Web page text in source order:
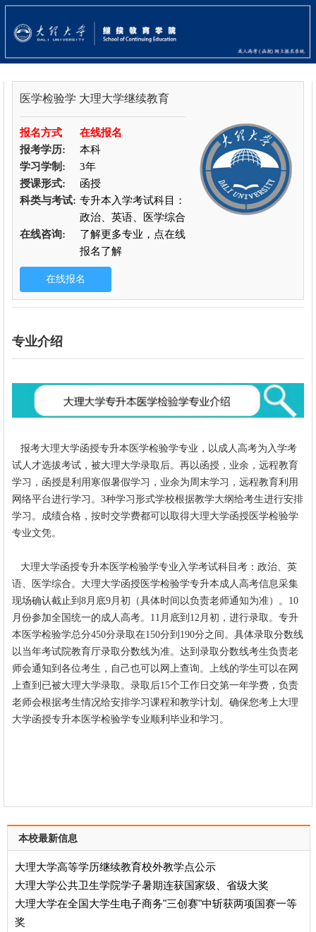
医学检验学 大理大学继续教育
报名方式
在线报名
报考学历:
本科
学习学制:
3年
授课形式:
函授
科类与考试: 专升本入学考试科目：
政治、英语、医学综合
在线咨询:
了解更多专业，点在线
报名了解
专业介绍
报考大理大学函授专升本医学检验学专业，以成人高考为入学考
试人才选拔考试，被大理大学录取后。再以函授，业余，远程教育
学习，函授是利用寒假暑假学习，业余为周末学习，远程教育利用
网络平台进行学习。3种学习形式学校根据教学大纲给考生进行安排
学习。成绩合格，按时交学费都可以取得大理大学函授医学检验学
专业文凭。
大理大学函授专升本医学检验学专业入学考试科目考：政治、英
语、医学综合。大理大学函授医学检验学专升本成人高考信息采集
现场确认截止到8月底9月初（具体时间以负责老师通知为准）。10
月份参加全国统一的成人高考。11月底到12月初，进行录取。专升
本 医学检验学总分450分录取在150分到190分之间。具体录取分数线
以当年考试院教育厅录取分数线为准。达到录取分数线考生负责老
师会通知到各位考生，自己也可以网上查询。上线的学生可以在网
上查到已被大理大学录取。录取后15个工作日交第一年学费，负责
老师会根据考生情况给安排学习课程和教学计划。确保您考上大理
大学函授专升本 医学检验学专业顺利毕业和学习。
本校最新信息
大理大学高等学历继续教育校外教学点公示
大理大学公共卫生学院学子暑期连获国家级、省级大奖
大理大学在全国大学生电子商务"三创赛"中斩获两项国赛一等
奖